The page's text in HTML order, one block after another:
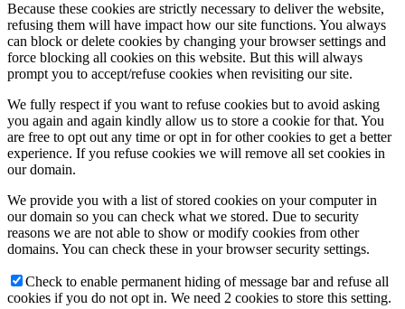
Because these cookies are strictly necessary to deliver the website,
refusing them will have impact how our site functions. You always
can block or delete cookies by changing your browser settings and
force blocking all cookies on this website. But this will always
prompt you to accept/refuse cookies when revisiting our site.
We fully respect if you want to refuse cookies but to avoid asking
you again and again kindly allow us to store a cookie for that. You
are free to opt out any time or opt in for other cookies to get a better
experience. If you refuse cookies we will remove all set cookies in
our domain.
We provide you with a list of stored cookies on your computer in
our domain so you can check what we stored. Due to security
reasons we are not able to show or modify cookies from other
domains. You can check these in your browser security settings.
Check to enable permanent hiding of message bar and refuse all
cookies if you do not opt in. We need 2 cookies to store this setting.